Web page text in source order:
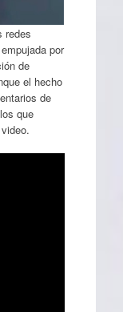
redes
por
de
el hecho
de
que